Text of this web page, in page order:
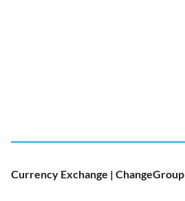
Currency Exchange | ChangeGroup